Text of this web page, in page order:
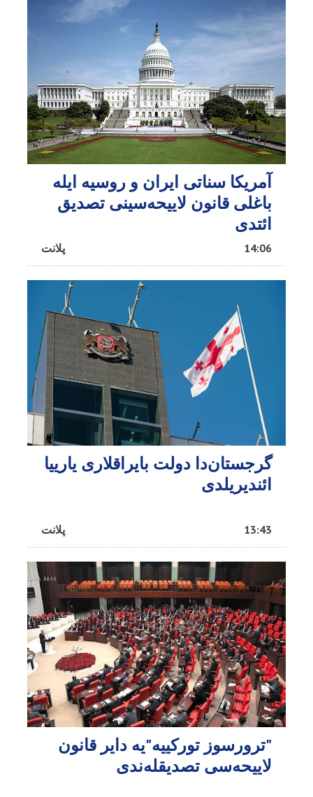
آمریکا سناتی ایران و روسیه ایله
باغلی قانون لاییحه‌سینی تصدیق
ائتدی
پلانت 14:06
گرجستان‌دا دولت بایراقلاری یارییا
ائندیریلدی
پلانت 13:43
"ترورسوز تورکییه"یه دایر قانون
لاییحه‌سی تصدیقله‌ندی